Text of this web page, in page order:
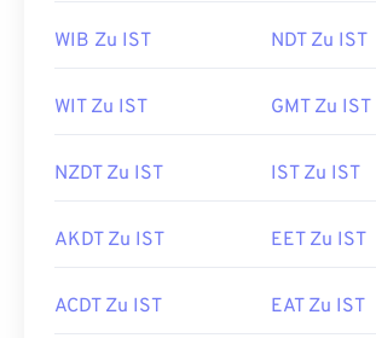
WIB Zu IST NDT Zu IST
WIT Zu IST GMT Zu IST
NZDT Zu IST IST Zu IST
AKDT Zu IST EET Zu IST
ACDT Zu IST EAT Zu IST